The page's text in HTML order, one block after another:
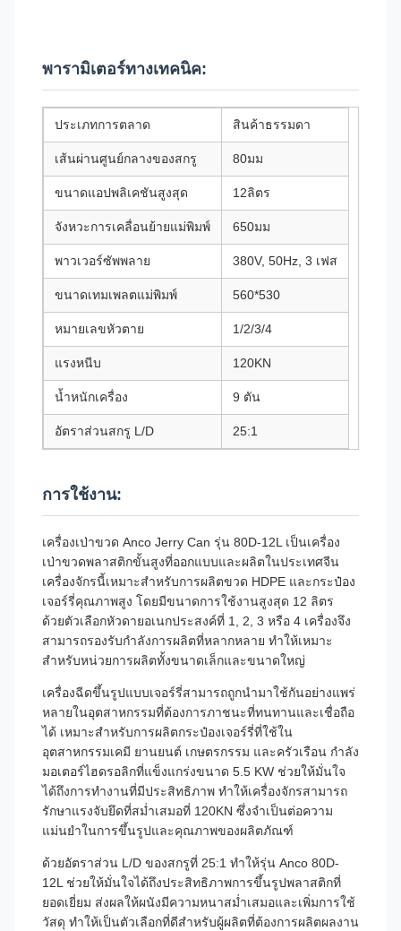
พารามิเตอร์ทางเทคนิค:
ประเภทการตลาด สินค้าธรรมดา
เส้นผ่านศูนย์กลางของสกรู 80มม
ขนาดแอปพลิเคชันสูงสุด 12ลิตร
จังหวะการเคลื่อนย้ายแม่พิมพ์ 650มม
พาวเวอร์ซัพพลาย 380V, 50Hz, 3 เฟส
ขนาดเทมเพลตแม่พิมพ์ 560*530
หมายเลขหัวตาย 1/2/3/4
แรงหนีบ 120KN
น้ำหนักเครื่อง 9 ตัน
อัตราส่วนสกรู L/D 25:1
การใช้งาน:
เครื่องเป่าขวด Anco Jerry Can รุ่น 80D-12L เป็นเครื่อง
เป่าขวดพลาสติกขั้นสูงที่ออกแบบและผลิตในประเทศจีน
เครื่องจักรนี้เหมาะสำหรับการผลิตขวด HDPE และกระป๋อง
เจอร์รี่คุณภาพสูง โดยมีขนาดการใช้งานสูงสุด 12 ลิตร
ด้วยตัวเลือกหัวดายอเนกประสงค์ที่ 1, 2, 3 หรือ 4 เครื่องจึง
สามารถรองรับกำลังการผลิตที่หลากหลาย ทำให้เหมาะ
สำหรับหน่วยการผลิตทั้งขนาดเล็กและขนาดใหญ่
เครื่องฉีดขึ้นรูปแบบเจอร์รี่สามารถถูกนำมาใช้กันอย่างแพร่
หลายในอุตสาหกรรมที่ต้องการภาชนะที่ทนทานและเชื่อถือ
ได้ เหมาะสำหรับการผลิตกระป๋องเจอร์รี่ที่ใช้ใน
อุตสาหกรรมเคมี ยานยนต์ เกษตรกรรม และครัวเรือน กำลัง
มอเตอร์ไฮดรอลิกที่แข็งแกร่งขนาด 5.5 KW ช่วยให้มั่นใจ
ได้ถึงการทำงานที่มีประสิทธิภาพ ทำให้เครื่องจักรสามารถ
รักษาแรงจับยึดที่สม่ำเสมอที่ 120KN ซึ่งจำเป็นต่อความ
แม่นยำในการขึ้นรูปและคุณภาพของผลิตภัณฑ์
ด้วยอัตราส่วน L/D ของสกรูที่ 25:1 ทำให้รุ่น Anco 80D-
12L ช่วยให้มั่นใจได้ถึงประสิทธิภาพการขึ้นรูปพลาสติกที่
ยอดเยี่ยม ส่งผลให้ผนังมีความหนาสม่ำเสมอและเพิ่มการใช้
วัสดุ ทำให้เป็นตัวเลือกที่ดีสำหรับผู้ผลิตที่ต้องการผลิตผลงาน